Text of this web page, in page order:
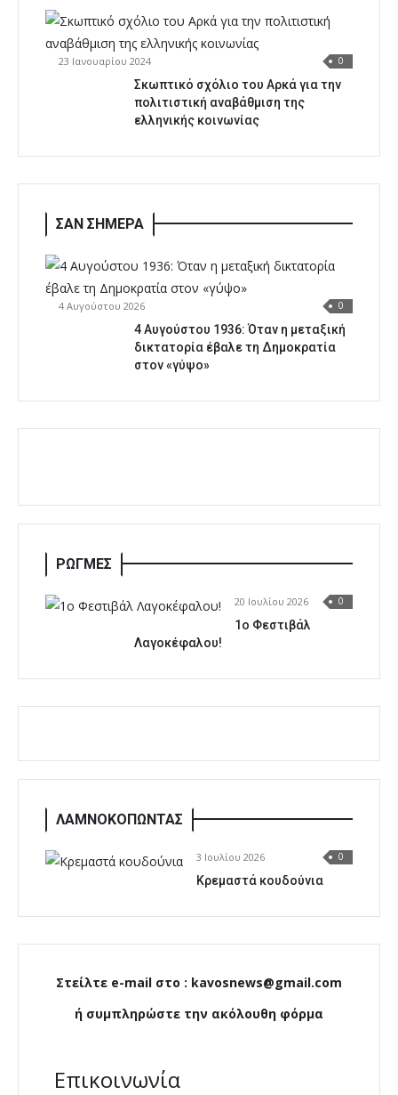
23 Ιανουαρίου 2024 0
Σκωπτικό σχόλιο του Αρκά για την
πολιτιστική αναβάθμιση της
ελληνικής κοινωνίας
ΣΑΝ ΣΗΜΕΡΑ
4 Αυγούστου 2026 0
4 Αυγούστου 1936: Όταν η μεταξική
δικτατορία έβαλε τη Δημοκρατία
στον «γύψο»
ΡΩΓΜΕΣ
20 Ιουλίου 2026 0
1o Φεστιβάλ
Λαγοκέφαλου!
ΛΑΜΝΟΚΟΠΩΝΤΑΣ
3 Ιουλίου 2026 0
Κρεμαστά κουδούνια
Στείλτε e-mail στο : kavosnews@gmail.com
ή συμπληρώστε την ακόλουθη φόρμα
Επικοινωνία